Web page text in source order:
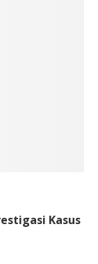
Kasus